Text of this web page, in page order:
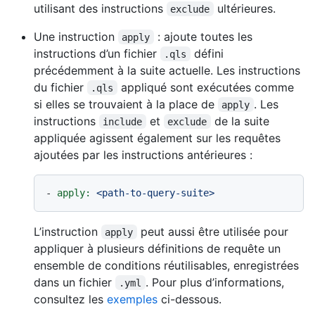
utilisant des instructions
exclude
ultérieures.
Une instruction
apply
: ajoute toutes les
instructions d’un fichier
.qls
défini
précédemment à la suite actuelle. Les instructions
du fichier
.qls
appliqué sont exécutées comme
si elles se trouvaient à la place de
apply . Les
instructions
include et exclude
de la suite
appliquée agissent également sur les requêtes
ajoutées par les instructions antérieures :
- apply: <path-to-query-suite>
L’instruction apply
peut aussi être utilisée pour
appliquer à plusieurs définitions de requête un
ensemble de conditions réutilisables, enregistrées
dans un fichier
.yml
. Pour plus d’informations,
consultez les exemples ci-dessous.